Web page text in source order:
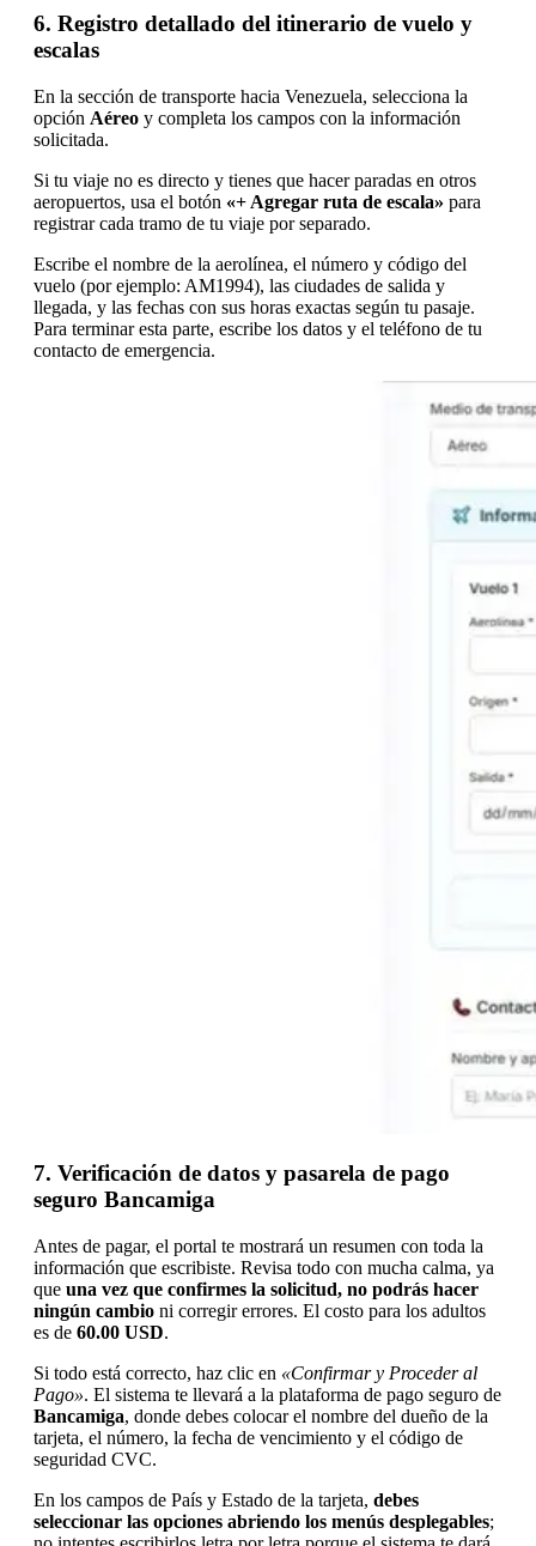
6. Registro detallado del itinerario de vuelo y
escalas
En la sección de transporte hacia Venezuela, selecciona la
opción Aéreo y completa los campos con la información
solicitada.
Si tu viaje no es directo y tienes que hacer paradas en otros
aeropuertos, usa el botón «+ Agregar ruta de escala» para
registrar cada tramo de tu viaje por separado.
Escribe el nombre de la aerolínea, el número y código del
vuelo (por ejemplo: AM1994), las ciudades de salida y
llegada, y las fechas con sus horas exactas según tu pasaje.
Para terminar esta parte, escribe los datos y el teléfono de tu
contacto de emergencia.
7. Verificación de datos y pasarela de pago
seguro Bancamiga
Antes de pagar, el portal te mostrará un resumen con toda la
información que escribiste. Revisa todo con mucha calma, ya
que una vez que confirmes la solicitud, no podrás hacer
ningún cambio ni corregir errores. El costo para los adultos
es de 60.00 USD.
Si todo está correcto, haz clic en «Confirmar y Proceder al
Pago». El sistema te llevará a la plataforma de pago seguro de
Bancamiga, donde debes colocar el nombre del dueño de la
tarjeta, el número, la fecha de vencimiento y el código de
seguridad CVC.
En los campos de País y Estado de la tarjeta, debes
seleccionar las opciones abriendo los menús desplegables;